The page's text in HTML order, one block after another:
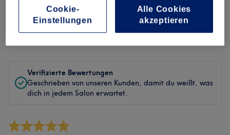
Behandlung Alle Bewertungen
Verifizierte Bewertungen
Geschrieben von unseren Kunden, damit du weißt, was
dich in jedem Salon erwartet.
Cookie-
Einstellungen
Alle Cookies
akzeptieren